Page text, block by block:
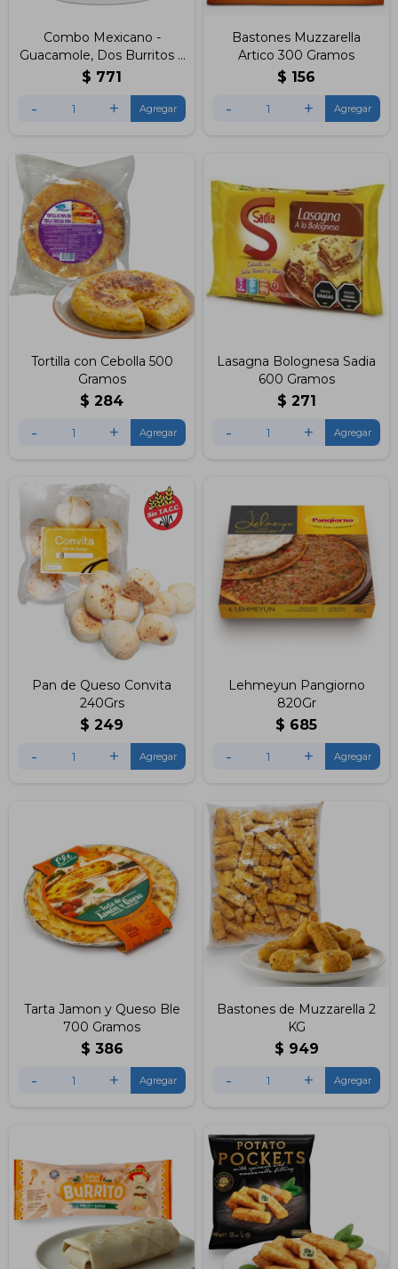
Combo Mexicano -
Guacamole, Dos Burritos y
Nuggets de Queso
$ 771
- +
Bastones Muzzarella
Artico 300 Gramos
$ 156
- +
Tortilla con Cebolla 500
Gramos
$ 284
- +
Lasagna Bolognesa Sadia
600 Gramos
$ 271
- +
Pan de Queso Convita
240Grs
$ 249
- +
Lehmeyun Pangiorno
820Gr
$ 685
- +
Tarta Jamon y Queso Ble
700 Gramos
$ 386
- +
Bastones de Muzzarella 2
KG
$ 949
- +